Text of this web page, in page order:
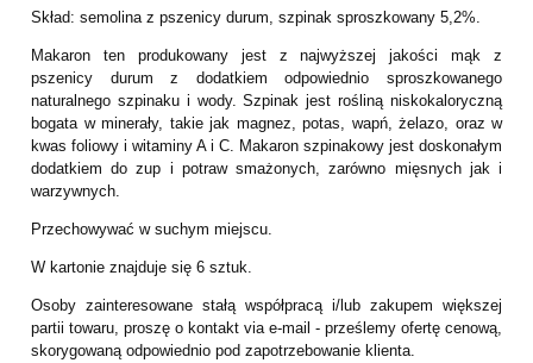
Skład: semolina z pszenicy durum, szpinak sproszkowany 5,2%.
Makaron ten produkowany jest z najwyższej jakości mąk z
pszenicy durum z dodatkiem odpowiednio sproszkowanego
naturalnego szpinaku i wody. Szpinak jest rośliną niskokaloryczną
bogata w minerały, takie jak magnez, potas, wapń, żelazo, oraz w
kwas foliowy i witaminy A i C. Makaron szpinakowy jest doskonałym
dodatkiem do zup i potraw smażonych, zarówno mięsnych jak i
warzywnych.
Przechowywać w suchym miejscu.
W kartonie znajduje się 6 sztuk.
Osoby zainteresowane stałą współpracą i/lub zakupem większej
partii towaru, proszę o kontakt via e-mail - prześlemy ofertę cenową,
skorygowaną odpowiednio pod zapotrzebowanie klienta.